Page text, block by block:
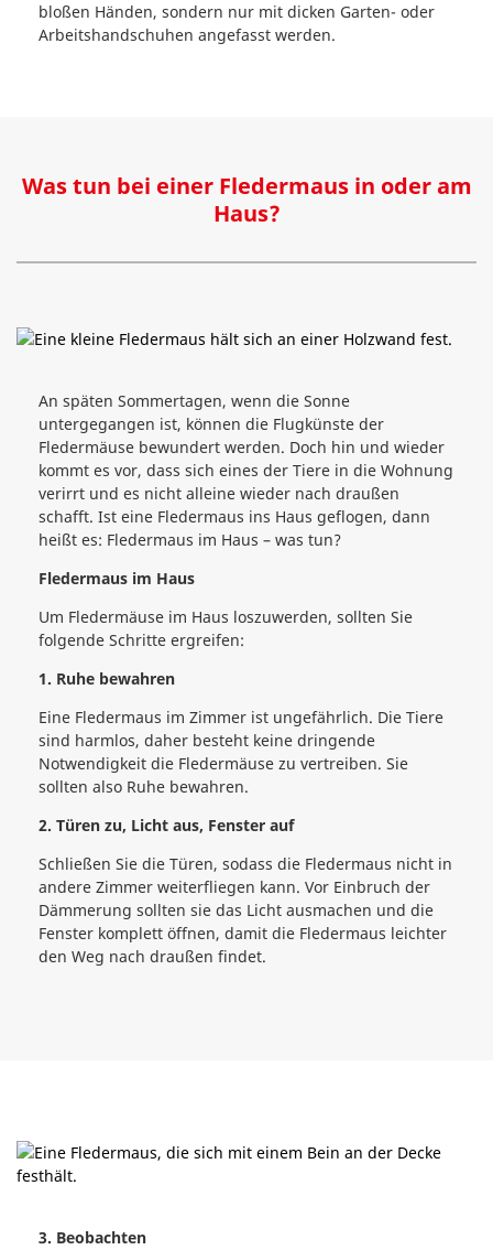
bloßen Händen, sondern nur mit dicken Garten- oder
Arbeitshandschuhen angefasst werden.
Was tun bei einer Fledermaus in oder am
Haus?
An späten Sommertagen, wenn die Sonne
untergegangen ist, können die Flugkünste der
Fledermäuse bewundert werden. Doch hin und wieder
kommt es vor, dass sich eines der Tiere in die Wohnung
verirrt und es nicht alleine wieder nach draußen
schafft. Ist eine Fledermaus ins Haus geflogen, dann
heißt es: Fledermaus im Haus – was tun?
Fledermaus im Haus
Um Fledermäuse im Haus loszuwerden, sollten Sie
folgende Schritte ergreifen:
1. Ruhe bewahren
Eine Fledermaus im Zimmer ist ungefährlich. Die Tiere
sind harmlos, daher besteht keine dringende
Notwendigkeit die Fledermäuse zu vertreiben. Sie
sollten also Ruhe bewahren.
2. Türen zu, Licht aus, Fenster auf
Schließen Sie die Türen, sodass die Fledermaus nicht in
andere Zimmer weiterfliegen kann. Vor Einbruch der
Dämmerung sollten sie das Licht ausmachen und die
Fenster komplett öffnen, damit die Fledermaus leichter
den Weg nach draußen findet.
3. Beobachten